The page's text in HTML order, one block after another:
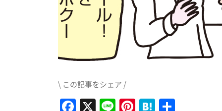
\ この記事をシェア /